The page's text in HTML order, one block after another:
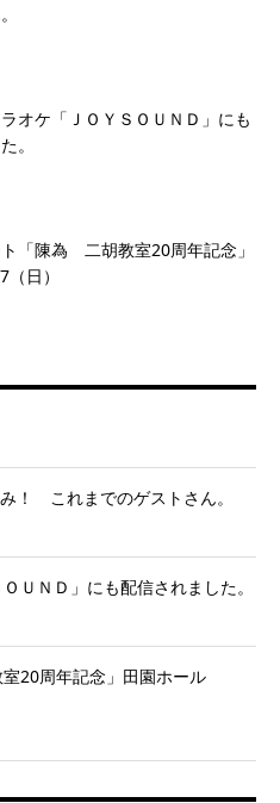
オケ「ＪＯＹＳＯＵＮＤ」にも
。
「陳為 二胡教室20周年記念」
日）
！ これまでのゲストさん。
ＮＤ」にも配信されました。
20周年記念」田園ホール